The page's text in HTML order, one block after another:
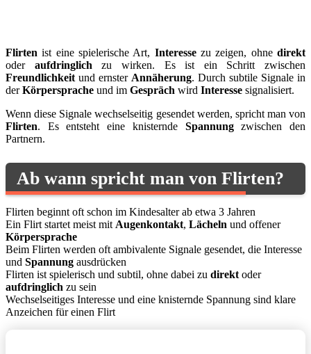
Flirten ist eine spielerische Art, Interessezu zeigen, ohnedirekt
oder aufdringlich zu wirken. Es ist ein Schritt zwischen
Freundlichkeit und ernster Annäherung. Durch subtile Signale in
derKörpersprache und im Gespräch wird Interesse signalisiert.
Wenn diese Signale wechselseitig gesendet werden, spricht man von
Flirten. Es entsteht eine knisternde Spannungzwischen den
Partnern.
Ab wann spricht man von Flirten?
Flirten beginnt oft schon im Kindesalter ab etwa 3 Jahren
Ein Flirt startet meist mitAugenkontakt, Lächeln und offener
Körpersprache
Beim Flirten werden oft ambivalente Signale gesendet, die Interesse
und Spannung ausdrücken
Flirten ist spielerisch und subtil, ohne dabei zu direktoder
aufdringlich zu sein
Wechselseitiges Interesse und eine knisternde Spannung sind klare
Anzeichen für einen Flirt